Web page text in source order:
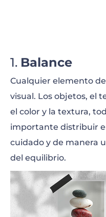
Balance
Cualquier elemento
visual. Los objetos, el
el color y la textura,
importante distribuir
cuidado y de manera
del equilibrio.